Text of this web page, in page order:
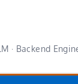
· Backend